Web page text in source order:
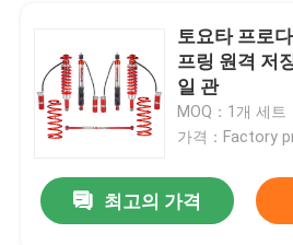
토요타 프로
프링 원격 저
일 관
MOQ：1개 세트
가격：Factory
최고의 가격